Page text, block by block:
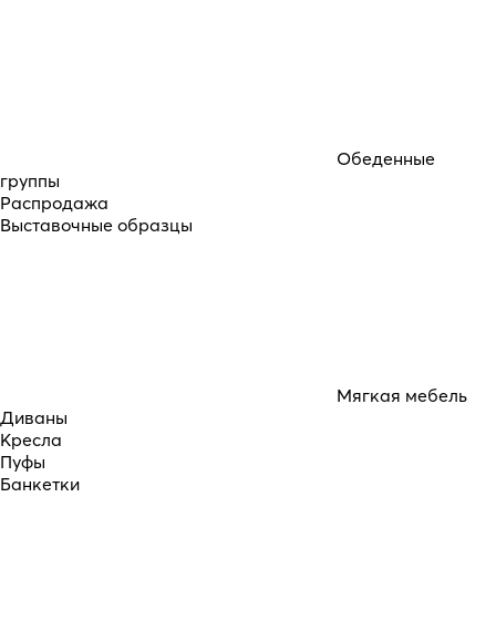
Обеденные
группы
Распродажа
Выставочные образцы
Мягкая мебель
Диваны
Кресла
Пуфы
Банкетки